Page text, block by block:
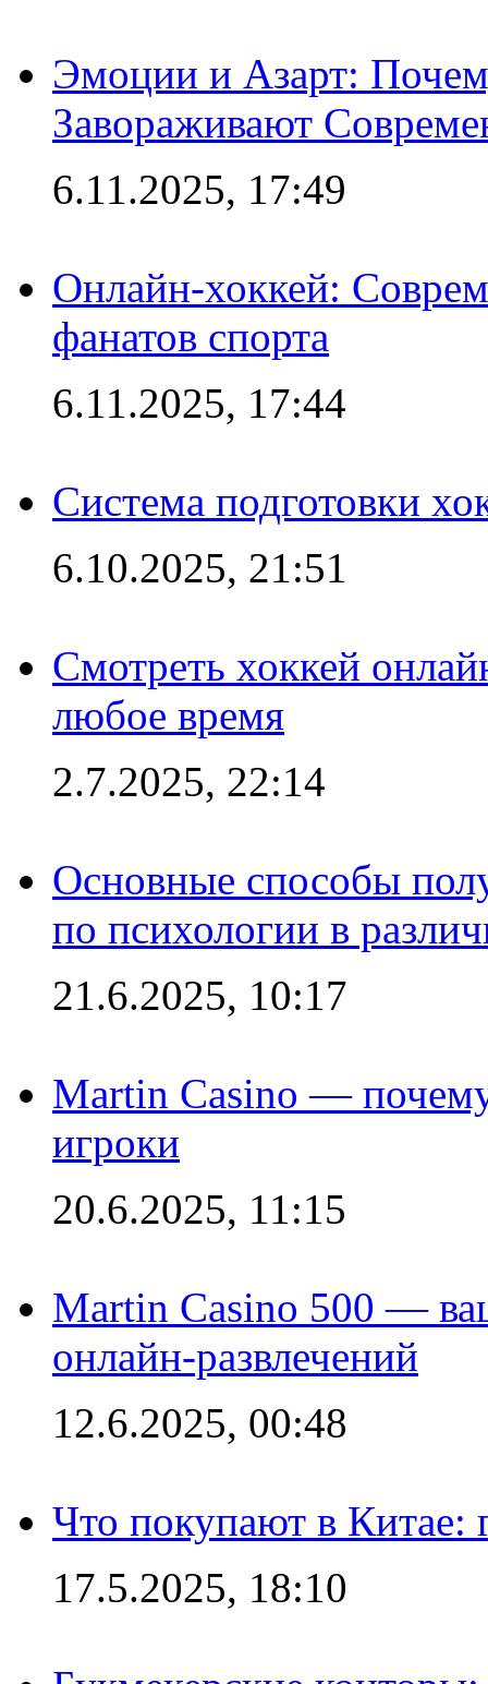
Эмоции и Азарт:
Завораживают
6.11.2025, 17:49
Онлайн-хоккей:
фанатов спорта
6.11.2025, 17:44
Система подготовки
6.10.2025, 21:51
Смотреть хоккей
любое время
2.7.2025, 22:14
Основные способы
по психологии в
21.6.2025, 10:17
Martin Casino —
игроки
20.6.2025, 11:15
Martin Casino 500 —
онлайн-развлечений
12.6.2025, 00:48
Что покупают в Китае:
17.5.2025, 18:10